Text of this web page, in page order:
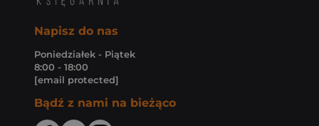
Napisz do nas
Poniedziałek - Piątek
8:00 - 18:00
[email protected]
Bądź z nami na bieżąco